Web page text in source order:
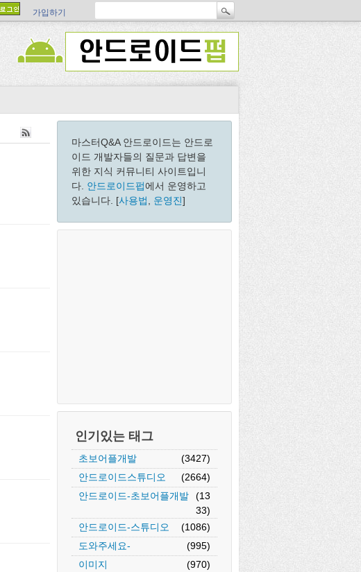
가입하기
마스터Q&A 안드로이드는 안드로
이드 개발자들의 질문과 답변을
위한 지식 커뮤니티 사이트입니
다. 안드로이드펍에서 운영하고
있습니다. [사용법 운영진]
인기있는 태그
초보어플개발
(3427)
안드로이드스튜디오
(2664)
안드로이드-초보어플개발
(13
33)
안드로이드-스튜디오
(1086)
도와주세요-
(995)
이미지
(970)